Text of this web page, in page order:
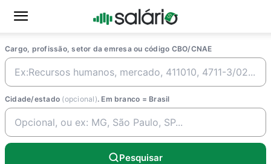
Cargo, profissão, setor da emresa ou código CBO/CNAE
Cidade/estado (opcional). Em branco = Brasil
Pesquisar